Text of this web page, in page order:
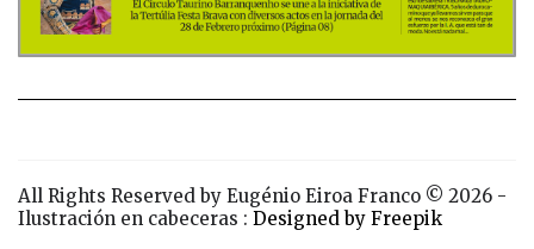
All Rights Reserved by Eugénio Eiroa Franco © 2026 -
Ilustración en cabeceras : Designed by Freepik